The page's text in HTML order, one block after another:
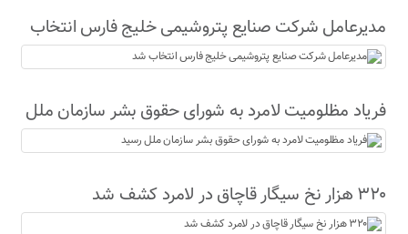
مدیرعامل شرکت صنایع پتروشیمی خلیج فارس انتخاب
شد
فریاد مظلومیت لامرد به شورای حقوق بشر سازمان ملل
رسید
۳۲۰ هزار نخ سیگار قاچاق در لامرد کشف شد